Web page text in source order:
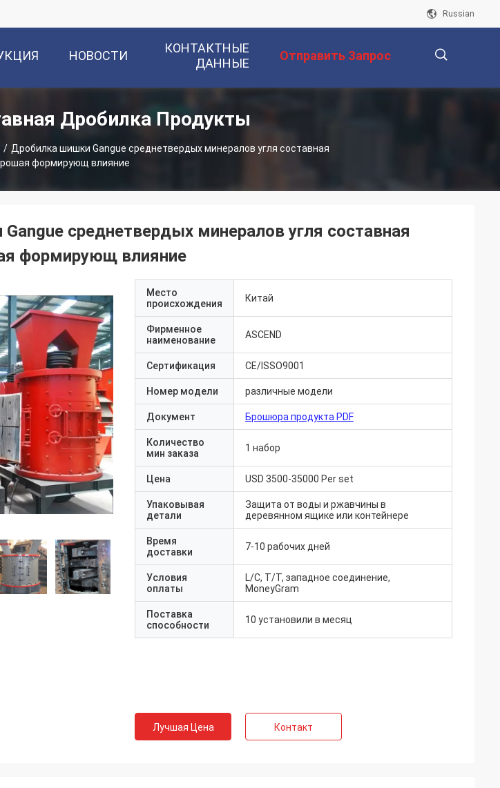
Russian
НОВОСТИ
КОНТАКТНЫЕ
ДАННЫЕ
Отправить Запрос
Дробилка Продукты
/ Дробилка шишки Gangue среднетвердых минералов угля составная
формирующ влияние
среднетвердых минералов угля составная
формирующ влияние
Место
происхождения
Китай
Фирменное
наименование
ASCEND
Сертификация CE/ISSO9001
Номер модели различные модели
Документ Брошюра продукта PDF
Количество
мин заказа
1 набор
Цена USD 3500-35000 Per set
Упаковывая
детали
Защита от воды и ржавчины в
деревянном ящике или контейнере
Время
доставки
7-10 рабочих дней
Условия
оплаты
L/C, T/T, западное соединение,
MoneyGram
Поставка
способности
10 установили в месяц
Лучшая Цена Контакт